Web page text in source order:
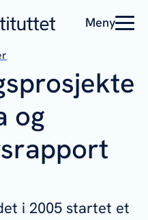
Meny
og
i 2005 startet et